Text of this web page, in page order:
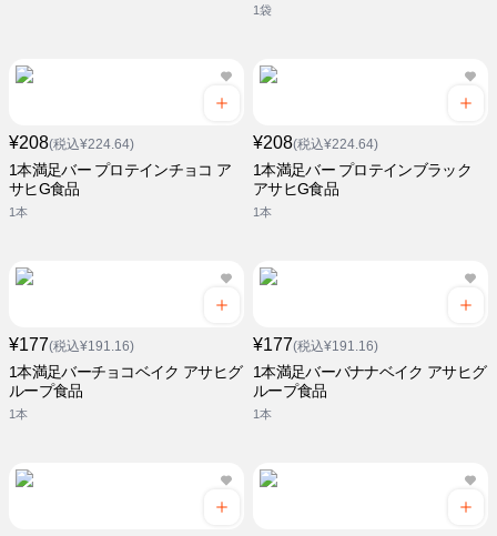
1袋
¥208(税込¥224.64)
1本満足バー プロテインチョコ ア
サヒG食品
1本
¥208(税込¥224.64)
1本満足バー プロテインブラック
アサヒG食品
1本
¥177(税込¥191.16)
1本満足バーチョコベイク アサヒグ
ループ食品
1本
¥177(税込¥191.16)
1本満足バーバナナベイク アサヒグ
ループ食品
1本